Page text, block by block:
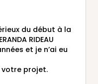
du début à la
RIDEAU
et je n’ai eu
votre projet.